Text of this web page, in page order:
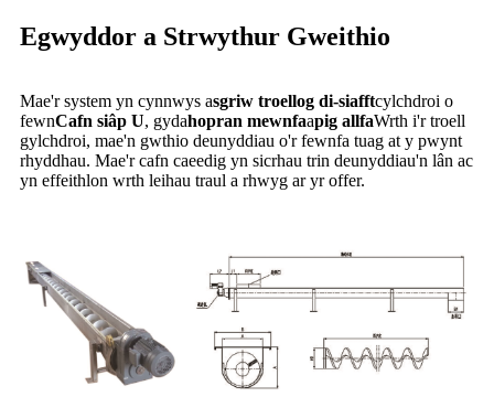
Egwyddor a Strwythur Gweithio
Mae'r system yn cynnwys asgriw troellog di-siafftcylchdroi o
fewnCafn siâp U, gydahopran mewnfaapig allfaWrth i'r troell
gylchdroi, mae'n gwthio deunyddiau o'r fewnfa tuag at y pwynt
rhyddhau. Mae'r cafn caeedig yn sicrhau trin deunyddiau'n lân ac
yn effeithlon wrth leihau traul a rhwyg ar yr offer.